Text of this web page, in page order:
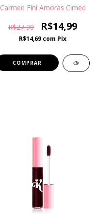
Carmed Fini Amoras Cimed
R$27,99 R$14,99
R$14,69 com Pix